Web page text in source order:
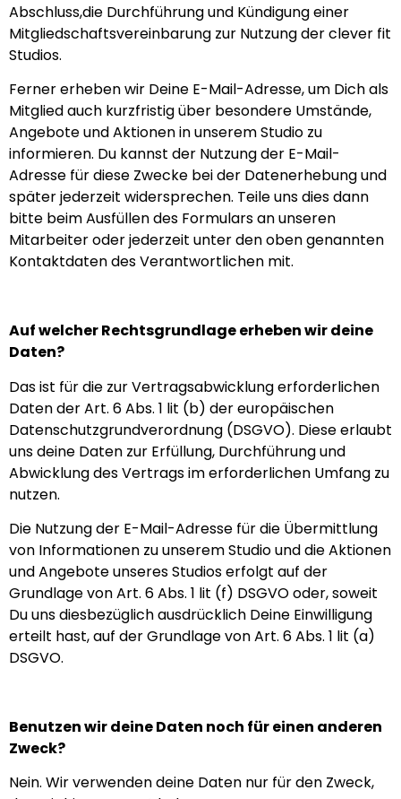
Abschluss,die Durchführung und Kündigung einer
Mitgliedschaftsvereinbarung zur Nutzung der clever fit
Studios.
Ferner erheben wir Deine E-Mail-Adresse, um Dich als
Mitglied auch kurzfristig über besondere Umstände,
Angebote und Aktionen in unserem Studio zu
informieren. Du kannst der Nutzung der E-Mail-
Adresse für diese Zwecke bei der Datenerhebung und
später jederzeit widersprechen. Teile uns dies dann
bitte beim Ausfüllen des Formulars an unseren
Mitarbeiter oder jederzeit unter den oben genannten
Kontaktdaten des Verantwortlichen mit.
Auf welcher Rechtsgrundlage erheben wir deine
Daten?
Das ist für die zur Vertragsabwicklung erforderlichen
Daten der Art. 6 Abs. 1 lit (b) der europäischen
Datenschutzgrundverordnung (DSGVO). Diese erlaubt
uns deine Daten zur Erfüllung, Durchführung und
Abwicklung des Vertrags im erforderlichen Umfang zu
nutzen.
Die Nutzung der E-Mail-Adresse für die Übermittlung
von Informationen zu unserem Studio und die Aktionen
und Angebote unseres Studios erfolgt auf der
Grundlage von Art. 6 Abs. 1 lit (f) DSGVO oder, soweit
Du uns diesbezüglich ausdrücklich Deine Einwilligung
erteilt hast, auf der Grundlage von Art. 6 Abs. 1 lit (a)
DSGVO.
Benutzen wir deine Daten noch für einen anderen
Zweck?
Nein. Wir verwenden deine Daten nur für den Zweck,